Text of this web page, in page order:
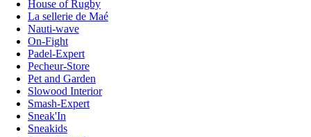
House of Rugby
La sellerie de Maé
Nauti-wave
On-Fight
Padel-Expert
Pecheur-Store
Pet and Garden
Slowood Interior
Smash-Expert
Sneak'In
Sneakids